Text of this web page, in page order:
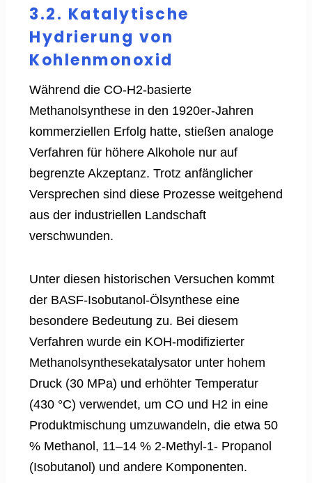
3.2. Katalytische
Hydrierung von
Kohlenmonoxid
Während die CO-H2-basierte
Methanolsynthese in den 1920er-Jahren
kommerziellen Erfolg hatte, stießen analoge
Verfahren für höhere Alkohole nur auf
begrenzte Akzeptanz. Trotz anfänglicher
Versprechen sind diese Prozesse weitgehend
aus der industriellen Landschaft
verschwunden.
Unter diesen historischen Versuchen kommt
der BASF-Isobutanol-Ölsynthese eine
besondere Bedeutung zu. Bei diesem
Verfahren wurde ein KOH-modifizierter
Methanolsynthesekatalysator unter hohem
Druck (30 MPa) und erhöhter Temperatur
(430 °C) verwendet, um CO und H2 in eine
Produktmischung umzuwandeln, die etwa 50
% Methanol, 11–14 % 2-Methyl-1- Propanol
(Isobutanol) und andere Komponenten.